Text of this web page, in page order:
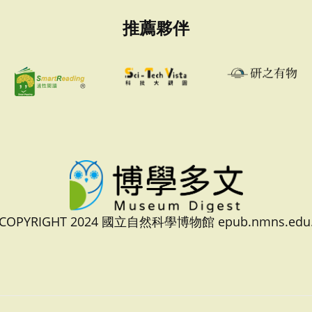
推薦夥伴
2024 國立自然科學博物館